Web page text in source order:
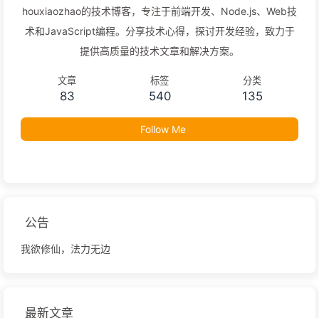
houxiaozhao的技术博客，专注于前端开发、Node.js、Web技
术和JavaScript编程。分享技术心得，探讨开发经验，致力于
提供高质量的技术文章和解决方案。
文章
83
标签
540
分类
135
Follow Me
公告
我欲修仙，法力无边
最新文章